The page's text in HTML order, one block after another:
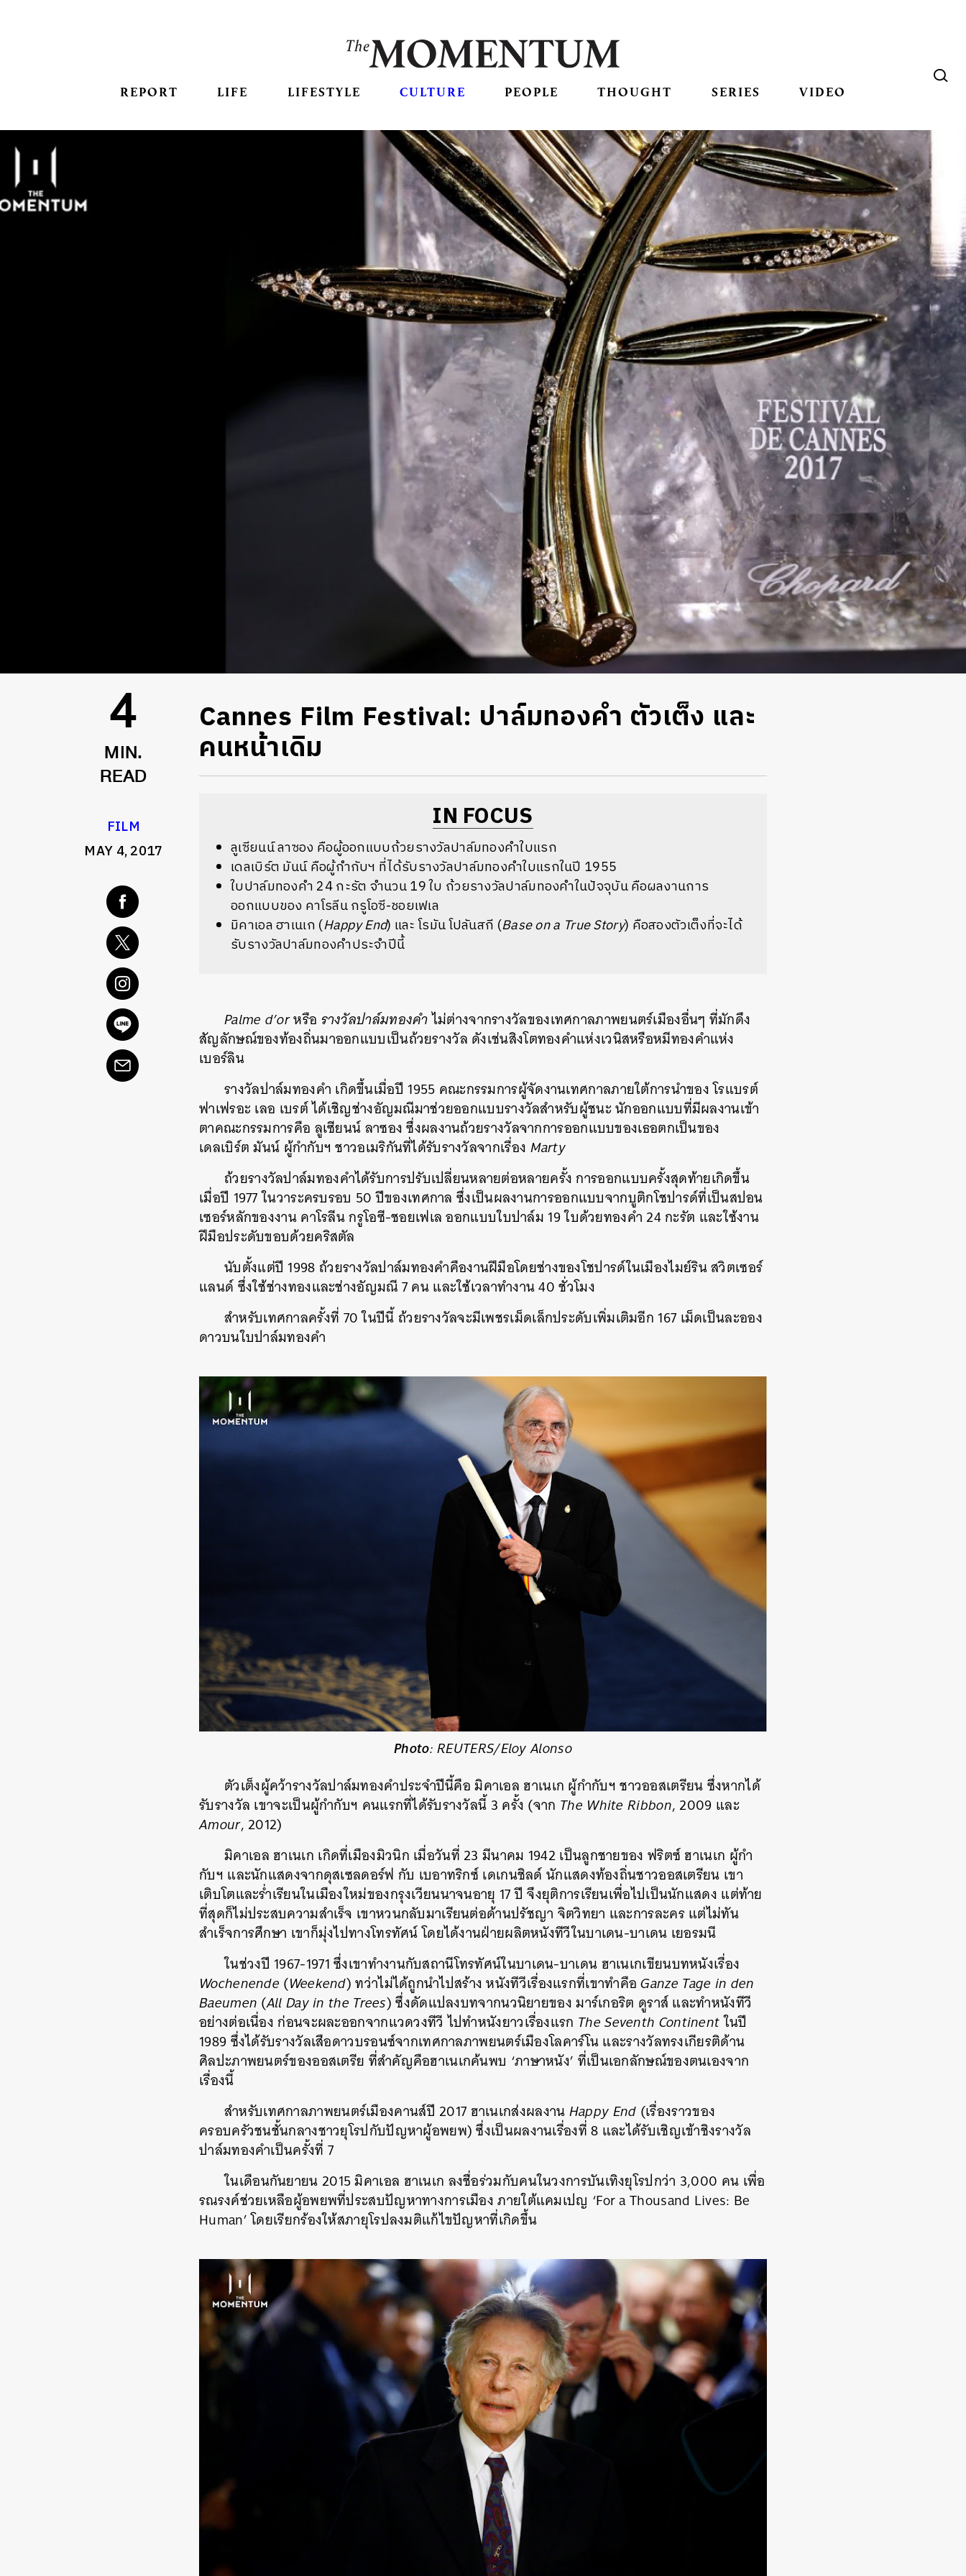
REPORT LIFE LIFESTYLE CULTURE PEOPLE THOUGHT SERIES VIDEO
4
MIN.
READ
FILM
MAY 4, 2017
Cannes Film Festival: ปาล์มทองคำ ตัวเต็ง และ
คนหน้าเดิม
IN FOCUS
ลูเซียนน์ ลาซอง คือผู้ออกแบบถ้วยรางวัลปาล์มทองคำใบแรก
เดลเบิร์ต มันน์ คือผู้กำกับฯ ที่ได้รับรางวัลปาล์มทองคำใบแรกในปี 1955
ใบปาล์มทองคำ 24 กะรัต จำนวน 19 ใบ ถ้วยรางวัลปาล์มทองคำในปัจจุบัน คือผลงานการ
ออกแบบของ คาโรลีน กรูโอซี-ชอยเฟเล
มิคาเอล ฮาเนเก (Happy End) และ โรมัน โปลันสกี (Base on a True Story) คือสองตัวเต็งที่จะได้
รับรางวัลปาล์มทองคำประจำปีนี้
Palme d’orหรือ รางวัลปาล์มทองคำไม่ต่างจากรางวัลของเทศกาลภาพยนตร์เมืองอื่นๆ ที่มักดึง
สัญลักษณ์ของท้องถิ่นมาออกแบบเป็นถ้วยรางวัล ดังเช่นสิงโตทองคำแห่งเวนิสหรือหมีทองคำแห่ง
เบอร์ลิน
รางวัลปาล์มทองคำ เกิดขึ้นเมื่อปี 1955 คณะกรรมการผู้จัดงานเทศกาลภายใต้การนำของ โรแบรต์
ฟาเฟรอะ เลอ เบรต์ ได้เชิญช่างอัญมณีมาช่วยออกแบบรางวัลสำหรับผู้ชนะ นักออกแบบที่มีผลงานเข้า
ตาคณะกรรมการคือ ลูเซียนน์ ลาซอง ซึ่งผลงานถ้วยรางวัลจากการออกแบบของเธอตกเป็นของ
เดลเบิร์ต มันน์ ผู้กำกับฯ ชาวอเมริกันที่ได้รับรางวัลจากเรื่อง Marty
ถ้วยรางวัลปาล์มทองคำได้รับการปรับเปลี่ยนหลายต่อหลายครั้ง การออกแบบครั้งสุดท้ายเกิดขึ้น
เมื่อปี 1977 ในวาระครบรอบ 50 ปีของเทศกาล ซึ่งเป็นผลงานการออกแบบจากบูติกโชปารด์ที่เป็นสปอน
เซอร์หลักของงาน คาโรลีน กรูโอซี-ชอยเฟเล ออกแบบใบปาล์ม 19 ใบด้วยทองคำ 24 กะรัต และใช้งาน
ฝีมือประดับขอบด้วยคริสตัล
นับตั้งแต่ปี 1998 ถ้วยรางวัลปาล์มทองคำคืองานฝีมือโดยช่างของโชปารด์ในเมืองไมย์ริน สวิตเซอร์
แลนด์ ซึ่งใช้ช่างทองและช่างอัญมณี 7 คน และใช้เวลาทำงาน 40 ชั่วโมง
สำหรับเทศกาลครั้งที่ 70 ในปีนี้ ถ้วยรางวัลจะมีเพชรเม็ดเล็กประดับเพิ่มเติมอีก 167 เม็ดเป็นละออง
ดาวบนใบปาล์มทองคำ
Photo: REUTERS/Eloy Alonso
ตัวเต็งผู้คว้ารางวัลปาล์มทองคำประจำปีนี้คือ มิคาเอล ฮาเนเก ผู้กำกับฯ ชาวออสเตรียน ซึ่งหากได้
รับรางวัล เขาจะเป็นผู้กำกับฯ คนแรกที่ได้รับรางวัลนี้ 3 ครั้ง (จาก The White Ribbon, 2009 และ
Amour, 2012)
มิคาเอล ฮาเนเก เกิดที่เมืองมิวนิก เมื่อวันที่ 23 มีนาคม 1942 เป็นลูกชายของ ฟริตซ์ ฮาเนเก ผู้กำ
กับฯ และนักแสดงจากดุสเซลดอร์ฟ กับ เบอาทริกซ์ เดเกนชิลด์ นักแสดงท้องถิ่นชาวออสเตรียน เขา
เติบโตและร่ำเรียนในเมืองใหม่ของกรุงเวียนนาจนอายุ 17 ปี จึงยุติการเรียนเพื่อไปเป็นนักแสดง แต่ท้าย
ที่สุดก็ไม่ประสบความสำเร็จ เขาหวนกลับมาเรียนต่อด้านปรัชญา จิตวิทยา และการละคร แต่ไม่ทัน
สำเร็จการศึกษา เขาก็มุ่งไปทางโทรทัศน์ โดยได้งานฝ่ายผลิตหนังทีวีในบาเดน-บาเดน เยอรมนี
ในช่วงปี 1967-1971 ซึ่งเขาทำงานกับสถานีโทรทัศน์ในบาเดน-บาเดน ฮาเนเกเขียนบทหนังเรื่อง
Wochenende (Weekend) ทว่าไม่ได้ถูกนำไปสร้าง หนังทีวีเรื่องแรกที่เขาทำคือGanze Tage in den
Baeumen (All Day in the Trees) ซึ่งดัดแปลงบทจากนวนิยายของ มาร์เกอริต ดูราส์ และทำหนังทีวี
อย่างต่อเนื่อง ก่อนจะผละออกจากแวดวงทีวี ไปทำหนังยาวเรื่องแรก The Seventh Continentในปี
1989 ซึ่งได้รับรางวัลเสือดาวบรอนซ์จากเทศกาลภาพยนตร์เมืองโลคาร์โน และรางวัลทรงเกียรติด้าน
ศิลปะภาพยนตร์ของออสเตรีย ที่สำคัญคือฮาเนเกค้นพบ ‘ภาษาหนัง’ ที่เป็นเอกลักษณ์ของตนเองจาก
เรื่องนี้
สำหรับเทศกาลภาพยนตร์เมืองคานส์ปี 2017 ฮาเนเกส่งผลงานHappy End (เรื่องราวของ
ครอบครัวชนชั้นกลางชาวยุโรปกับปัญหาผู้อพยพ) ซึ่งเป็นผลงานเรื่องที่ 8 และได้รับเชิญเข้าชิงรางวัล
ปาล์มทองคำเป็นครั้งที่ 7
ในเดือนกันยายน 2015 มิคาเอล ฮาเนเก ลงชื่อร่วมกับคนในวงการบันเทิงยุโรปกว่า 3,000 คน เพื่อ
รณรงค์ช่วยเหลือผู้อพยพที่ประสบปัญหาทางการเมือง ภายใต้แคมเปญ ‘For a Thousand Lives: Be
Human’ โดยเรียกร้องให้สภายุโรปลงมติแก้ไขปัญหาที่เกิดขึ้น